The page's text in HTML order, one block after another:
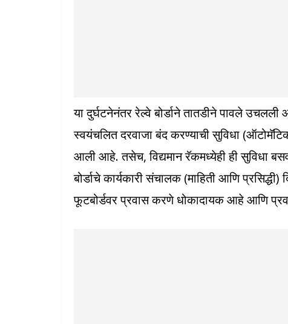
या दुर्घटनेनंतर रेल्वे बोर्डाने तातडीने पावले
स्वयंचलित दरवाजा बंद करण्याची सुविधा
आली आहे. तसेच, विद्यमान रॅकमध्येही ही सुविधा
बोर्डाचे कार्यकारी संचालक (माहिती आणि
फूटबोर्डवर प्रवास करणे धोकादायक आहे आणि